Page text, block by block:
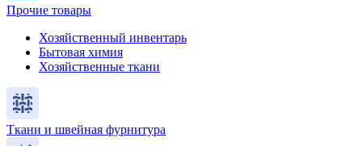
Прочие товары
Хозяйственный инвентарь
Бытовая химия
Хозяйственные ткани
Ткани и швейная фурнитура